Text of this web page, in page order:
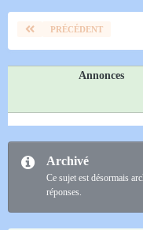
PRÉCÉDENT
Annonces
Archivé
Ce sujet est désormais
réponses.